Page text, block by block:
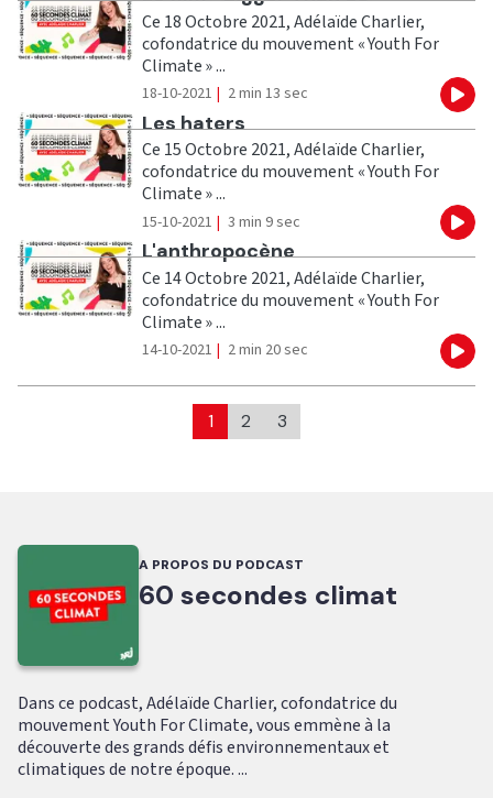
Ce 18 Octobre 2021, Adélaïde Charlier,
cofondatrice du mouvement « Youth For
Climate » ...
18-10-2021 | 2 min 13 sec
Ecouter
Les haters
Ce 15 Octobre 2021, Adélaïde Charlier,
cofondatrice du mouvement « Youth For
Climate » ...
15-10-2021 | 3 min 9 sec
Ecouter
L'anthropocène
Ce 14 Octobre 2021, Adélaïde Charlier,
cofondatrice du mouvement « Youth For
Climate » ...
14-10-2021 | 2 min 20 sec
1 2 3
A PROPOS DU PODCAST
60 secondes climat
Dans ce podcast, Adélaïde Charlier, cofondatrice du
mouvement Youth For Climate, vous emmène à la
découverte des grands défis environnementaux et
climatiques de notre époque. ...